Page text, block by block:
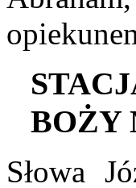
S
BOŻY
Słowa